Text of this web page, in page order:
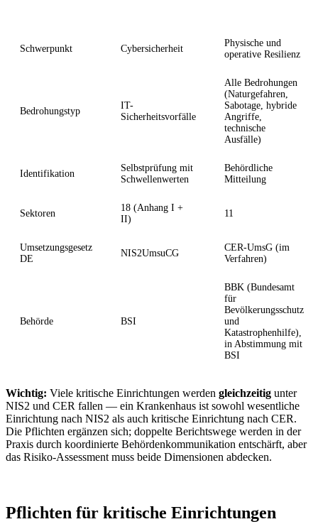
Schwerpunkt Cybersicherheit
Physische und
operative Resilienz
Bedrohungstyp
IT-
Sicherheitsvorfälle
Alle Bedrohungen
(Naturgefahren,
Sabotage, hybride
Angriffe,
technische
Ausfälle)
Identifikation
Selbstprüfung mit
Schwellenwerten
Behördliche
Mitteilung
Sektoren
18 (Anhang I +
II)
11
Umsetzungsgesetz
DE
NIS2UmsuCG
CER-UmsG (im
Verfahren)
Behörde BSI
BBK (Bundesamt
für
Bevölkerungsschutz
und
Katastrophenhilfe),
in Abstimmung mit
BSI
Wichtig: Viele kritische Einrichtungen werden gleichzeitig unter
NIS2 und CER fallen — ein Krankenhaus ist sowohl wesentliche
Einrichtung nach NIS2 als auch kritische Einrichtung nach CER.
Die Pflichten ergänzen sich; doppelte Berichtswege werden in der
Praxis durch koordinierte Behördenkommunikation entschärft, aber
das Risiko-Assessment muss beide Dimensionen abdecken.
Pflichten für kritische Einrichtungen